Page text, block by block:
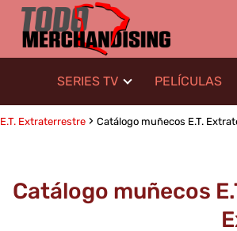
SERIES TV PELÍCULAS
E.T. Extraterrestre Catálogo muñecos E.T.
Catálogo muñecos